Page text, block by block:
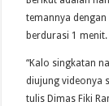
temannya
berdurasi 1 menit.
“Kalo singkatan
diujung videonya
tulis Dimas Fiki